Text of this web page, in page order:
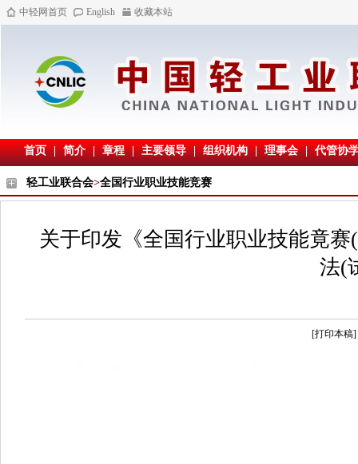
中轻网首页 English 收藏本站
首页 | 简介 | 章程 | 主要领导 | 组织机构 | 理事会 | 代管协
轻工业联合会>全国行业职业技能竞赛
关于印发《全国行业职业技能竟
法(
[打印本稿]